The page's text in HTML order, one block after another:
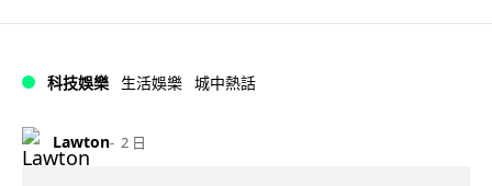
科技娛樂 生活娛樂 城中熱話
Lawton 2 日